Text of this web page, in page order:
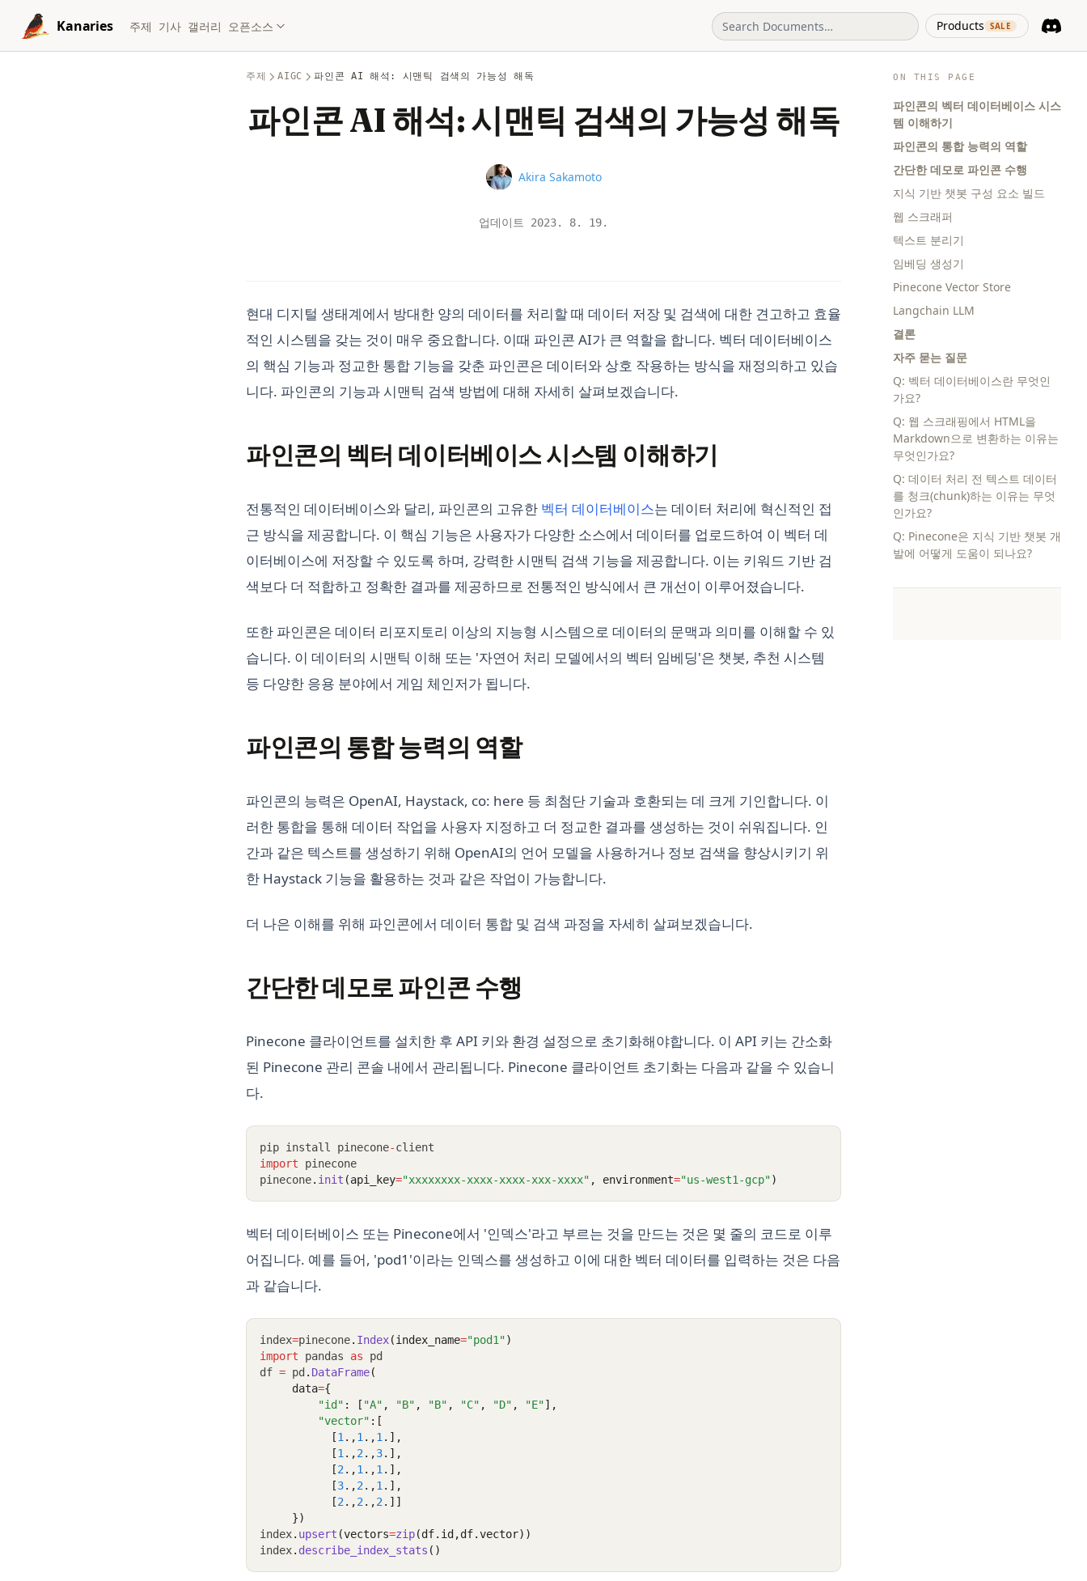
Skip to content
Kanaries
주제 기사 갤러리 오픈소스 Products SALE
(opens in
ON THIS PAGE
파인콘의 벡터 데이터베이스 시스
템 이해하기
파인콘의 통합 능력의 역할
간단한 데모로 파인콘 수행
지식 기반 챗봇 구성 요소 빌드
웹 스크래퍼
텍스트 분리기
임베딩 생성기
Pinecone Vector Store
Langchain LLM
결론
자주 묻는 질문
Q: 벡터 데이터베이스란 무엇인
가요?
Q: 웹 스크래핑에서 HTML을
Markdown으로 변환하는 이유는
무엇인가요?
Q: 데이터 처리 전 텍스트 데이터
를 청크(chunk)하는 이유는 무엇
인가요?
Q: Pinecone은 지식 기반 챗봇 개
발에 어떻게 도움이 되나요?
주제 AIGC 파인콘 AI 해석: 시맨틱 검색의 가능성 해독
파인콘 AI 해석: 시맨틱 검색의 가능성 해독
Name
Akira Sakamoto
업데이트 2023. 8. 19.
현대 디지털 생태계에서 방대한 양의 데이터를 처리할 때 데이터 저장 및 검색에 대한 견고하고 효율
적인 시스템을 갖는 것이 매우 중요합니다. 이때 파인콘 AI가 큰 역할을 합니다. 벡터 데이터베이스
의 핵심 기능과 정교한 통합 기능을 갖춘 파인콘은 데이터와 상호 작용하는 방식을 재정의하고 있습
니다. 파인콘의 기능과 시맨틱 검색 방법에 대해 자세히 살펴보겠습니다.
파인콘의 벡터 데이터베이스 시스템 이해하기
전통적인 데이터베이스와 달리, 파인콘의 고유한 벡터 데이터베이스는 데이터 처리에 혁신적인 접
근 방식을 제공합니다. 이 핵심 기능은 사용자가 다양한 소스에서 데이터를 업로드하여 이 벡터 데
이터베이스에 저장할 수 있도록 하며, 강력한 시맨틱 검색 기능을 제공합니다. 이는 키워드 기반 검
색보다 더 적합하고 정확한 결과를 제공하므로 전통적인 방식에서 큰 개선이 이루어졌습니다.
또한 파인콘은 데이터 리포지토리 이상의 지능형 시스템으로 데이터의 문맥과 의미를 이해할 수 있
습니다. 이 데이터의 시맨틱 이해 또는 '자연어 처리 모델에서의 벡터 임베딩'은 챗봇, 추천 시스템
등 다양한 응용 분야에서 게임 체인저가 됩니다.
파인콘의 통합 능력의 역할
파인콘의 능력은 OpenAI, Haystack, co: here 등 최첨단 기술과 호환되는 데 크게 기인합니다. 이
러한 통합을 통해 데이터 작업을 사용자 지정하고 더 정교한 결과를 생성하는 것이 쉬워집니다. 인
간과 같은 텍스트를 생성하기 위해 OpenAI의 언어 모델을 사용하거나 정보 검색을 향상시키기 위
한 Haystack 기능을 활용하는 것과 같은 작업이 가능합니다.
더 나은 이해를 위해 파인콘에서 데이터 통합 및 검색 과정을 자세히 살펴보겠습니다.
간단한 데모로 파인콘 수행
Pinecone 클라이언트를 설치한 후 API 키와 환경 설정으로 초기화해야합니다. 이 API 키는 간소화
된 Pinecone 관리 콘솔 내에서 관리됩니다. Pinecone 클라이언트 초기화는 다음과 같을 수 있습니
다.
pip install pinecone-client
import pinecone
pinecone. init (api_key="xxxxxxxx-xxxx-xxxx-xxx-xxxx" , environment="us-west1-gcp")
벡터 데이터베이스 또는 Pinecone에서 '인덱스'라고 부르는 것을 만드는 것은 몇 줄의 코드로 이루
어집니다. 예를 들어, 'pod1'이라는 인덱스를 생성하고 이에 대한 벡터 데이터를 입력하는 것은 다음
과 같습니다.
index=pinecone. Index(index_name="pod1")
import pandas as pd
df = pd . DataFrame(
     data
={
"id" : [ "A" , "B" , "B" , "C" , "D" , "E"],
"vector" :[
           [
1 .,1 .,1 .],
           [
1 .,2 .,3.],
           [
2 .,1 .,1 .],
           [
3.,2 .,1 .],
           [
2 .,2 .,2 .]]
     })
index. upsert (vectors=zip(df.id,df.vector))
index. describe_index_stats ()